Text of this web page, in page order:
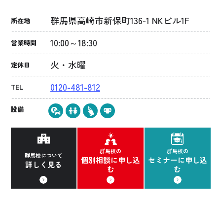
所在地 群馬県高崎市新保町136-1 NKビル1F
営業時間 10:00～18:30
定休日 火・水曜
TEL 0120-481-812
設備
群馬校について
詳しく見る
群馬校の
個別相談に申し込
む
群馬校の
セミナーに申し込
む